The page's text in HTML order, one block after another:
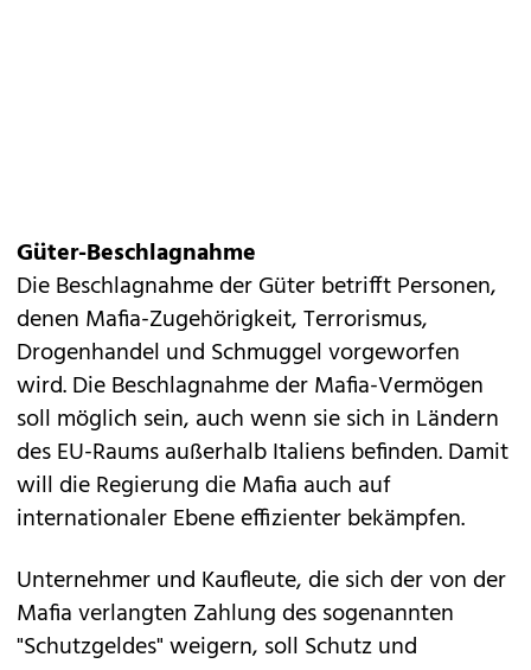
Güter-Beschlagnahme
Die Beschlagnahme der Güter betrifft Personen,
denen Mafia-Zugehörigkeit, Terrorismus,
Drogenhandel und Schmuggel vorgeworfen
wird. Die Beschlagnahme der Mafia-Vermögen
soll möglich sein, auch wenn sie sich in Ländern
des EU-Raums außerhalb Italiens befinden. Damit
will die Regierung die Mafia auch auf
internationaler Ebene effizienter bekämpfen.
Unternehmer und Kaufleute, die sich der von der
Mafia verlangten Zahlung des sogenannten
"Schutzgeldes" weigern, soll Schutz und